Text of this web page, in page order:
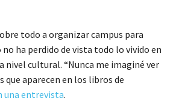
todo a organizar campus para
ha perdido de vista todo lo vivido en
nivel cultural. “Nunca me imaginé ver
que aparecen en los libros de
una entrevista.